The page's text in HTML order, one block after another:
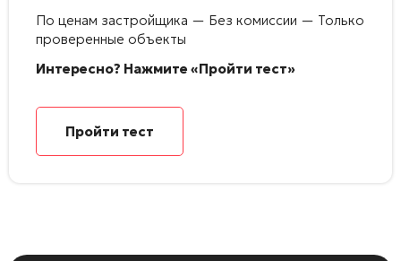
По ценам застройщика — Без комиссии — Только
проверенные объекты
Интересно? Нажмите «Пройти тест»
Пройти тест